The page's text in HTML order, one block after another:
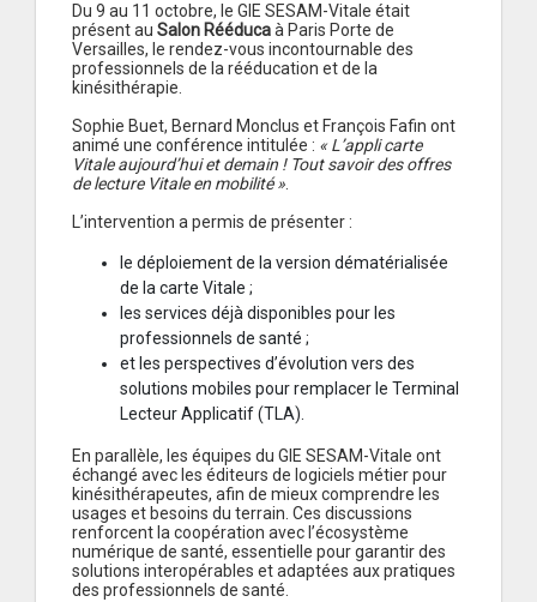
Du 9 au 11 octobre, le GIE SESAM-Vitale était
présent au Salon Rééducaà Paris Porte de
Versailles, le rendez-vous incontournable des
professionnels de la rééducation et de la
kinésithérapie.
Sophie Buet, Bernard Monclus et François Fafin ont
animé une conférence intitulée : « L’appli carte
Vitale aujourd’hui et demain ! Tout savoir des offres
de lecture Vitale en mobilité ».
L’intervention a permis de présenter :
le déploiement de la version dématérialisée
de la carte Vitale ;
les services déjà disponibles pour les
professionnels de santé ;
et les perspectives d’évolution vers des
solutions mobiles pour remplacer le Terminal
Lecteur Applicatif (TLA).
En parallèle, les équipes du GIE SESAM-Vitale ont
échangé avec les éditeurs de logiciels métier pour
kinésithérapeutes, afin de mieux comprendre les
usages et besoins du terrain. Ces discussions
renforcent la coopération avec l’écosystème
numérique de santé, essentielle pour garantir des
solutions interopérables et adaptées aux pratiques
des professionnels de santé.